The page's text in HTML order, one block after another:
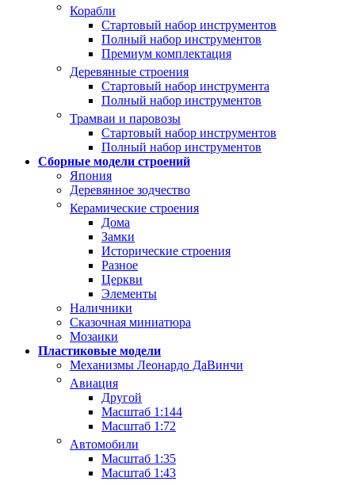
Корабли
Стартовый набор инструментов
Полный набор инструментов
Премиум комплектация
Деревянные строения
Стартовый набор инструмента
Полный набор инструментов
Трамваи и паровозы
Стартовый набор инструментов
Полный набор инструментов
Сборные модели строений
Япония
Деревянное зодчество
Керамические строения
Дома
Замки
Исторические строения
Разное
Церкви
Элементы
Наличники
Сказочная миниатюра
Мозаики
Пластиковые модели
Механизмы Леонардо ДаВинчи
Авиация
Другой
Масштаб 1:144
Масштаб 1:72
Автомобили
Масштаб 1:35
Масштаб 1:43